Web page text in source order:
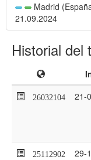
Madrid
21.09.2024
Historial del
26032104 21-
25112902 29-